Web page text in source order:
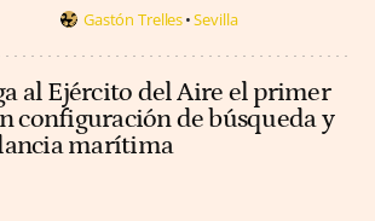
Gastón Trelles Sevilla
al Ejército del Aire el primer
configuración de búsqueda y
marítima